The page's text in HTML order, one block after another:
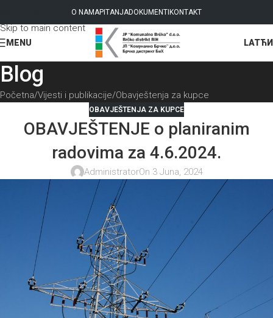
Skip to navigation
Skip to main content
O NAMAPITANJADOKUMENTI KONTAKT
MENU LAT
Blog
Početna Vijesti i publikacije Obavještenja za kupce
OBAVJEŠTENJA ZA KUPCE
OBAVJEŠTENJE o planiranim
radovima za 4.6.2024.
AdministratorOn 3 Juna, 2024